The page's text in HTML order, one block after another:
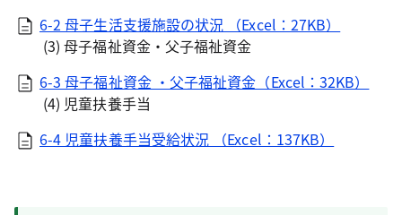
6-2 母子生活支援施設の状況 （Excel：27KB）
(3) 母子福祉資金・父子福祉資金
6-3 母子福祉資金 ・父子福祉資金（Excel：32KB）
(4) 児童扶養手当
6-4 児童扶養手当受給状況 （Excel：137KB）